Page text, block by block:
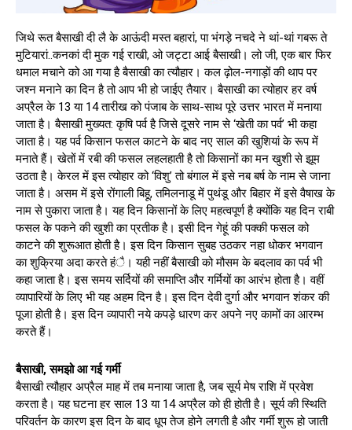
जिथे रूत बैसाखी दी लै के आऊंदी मस्त बहारां, पा भंगड़े नचदे ने थां-थां गबरू ते
मुटियारां..कनकां दी मुक गई राखी, ओ जट्टा आई बैसाखी। लो जी, एक बार फिर
धमाल मचाने को आ गया है बैसाखी का त्यौहार। कल ढ़ोल-नगाड़ों की थाप पर
जश्न मनाने का दिन है तो आप भी हो जाईए तैयार। बैसाखी का त्योहार हर वर्ष
अप्रैल के 13 या 14 तारीख को पंजाब के साथ-साथ पूरे उत्तर भारत में मनाया
जाता है। बैसाखी मुख्यत: कृषि पर्व है जिसे दूसरे नाम से ‘खेती का पर्व’ भी कहा
जाता है। यह पर्व किसान फसल काटने के बाद नए साल की खुशियां के रूप में
मनाते हैं। खेतों में रबी की फसल लहलहाती है तो किसानों का मन खुशी से झूम
उठता है। केरल में इस त्योहार को ‘विशु’ तो बंगाल में इसे नब बर्ष के नाम से जाना
जाता है। असम में इसे रोंगाली बिहू, तमिलनाडू में पुथंडू और बिहार में इसे वैषाख के
नाम से पुकारा जाता है। यह दिन किसानों के लिए महत्वपूर्ण है क्योंकि यह दिन राबी
फसल के पकने की खुशी का प्रतीक है। इसी दिन गेहूं की पक्की फसल को
काटने की शुरूआत होती है। इस दिन किसान सुबह उठकर नहा धोकर भगवान
का शुक्रिया अदा करते हंै। यही नहीं बैसाखी को मौसम के बदलाव का पर्व भी
कहा जाता है। इस समय सर्दियों की समाप्ति और गर्मियों का आरंभ होता है। वहीं
व्यापारियों के लिए भी यह अहम दिन है। इस दिन देवी दुर्गा और भगवान शंकर की
पूजा होती है। इस दिन व्यापारी नये कपड़े धारण कर अपने नए कामों का आरम्भ
करते हैं।
बैसाखी, समझो आ गई गर्मी
बैसाखी त्यौहार अप्रैल माह में तब मनाया जाता है, जब सूर्य मेष राशि में प्रवेश
करता है। यह घटना हर साल 13 या 14 अप्रैल को ही होती है। सूर्य की स्थिति
परिवर्तन के कारण इस दिन के बाद धूप तेज होने लगती है और गर्मी शुरू हो जाती